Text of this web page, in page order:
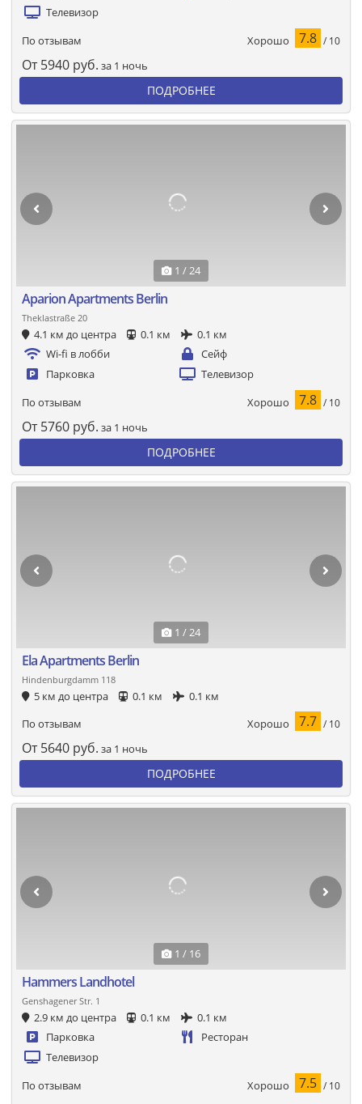
Телевизор
По отзывам Хорошо 7.8 / 10
От 5940 руб. за 1 ночь
ПОДРОБНЕЕ
1 / 24
Aparion Apartments Berlin
Theklastraße 20
4.1 км до центра 0.1 км
0.1 км
Wi-fi в лобби
Сейф
Парковка
Телевизор
По отзывам Хорошо 7.8 / 10
От 5760 руб. за 1 ночь
ПОДРОБНЕЕ
1 / 24
Ela Apartments Berlin
Hindenburgdamm 118
5 км до центра 0.1 км
0.1 км
По отзывам
Хорошо 7.7 / 10
От 5640 руб. за 1 ночь
ПОДРОБНЕЕ
1 / 16
Hammers Landhotel
Genshagener Str. 1
2.9 км до центра 0.1 км
0.1 км
Парковка
Ресторан
Телевизор
По отзывам Хорошо 7.5 / 10